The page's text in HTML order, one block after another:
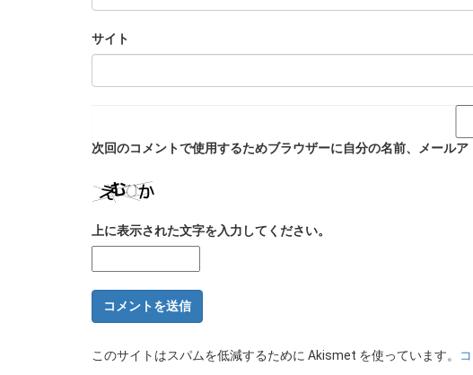
サイト
次回のコメントで使用するためブラウザーに自分の名前、メールア
上に表示された文字を入力してください。
このサイトはスパムを低減するために Akismet を使っています。